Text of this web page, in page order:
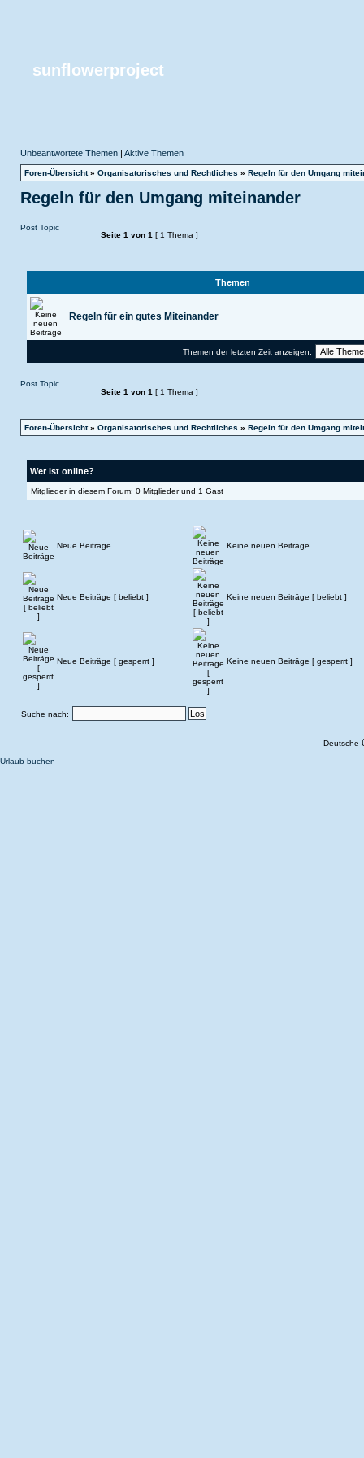
sunflowerproject
Unbeantwortete Themen| Aktive Themen
Foren-Übersicht» Organisatorisches und Rechtliches » Regeln für den Umgang
Regeln für den Umgang miteinander
Post Topic
Seite 1 von 1 [ 1 Thema ]
Themen
Regeln für ein gutes Miteinander
Themen der letzten Zeit anzeigen:
Post Topic
Seite 1 von 1 [ 1 Thema ]
Foren-Übersicht» Organisatorisches und Rechtliches » Regeln für den Umgang
Wer ist online?
Mitglieder in diesem Forum: 0 Mitglieder und 1 Gast
Neue Beiträge Keine neuen Beiträge
Neue Beiträge [ beliebt ] Keine neuen Beiträge [ beliebt ]
Neue Beiträge [ gesperrt ] Keine neuen Beiträge [ gesperrt ]
Suche nach:
Deutsche
Urlaub buchen